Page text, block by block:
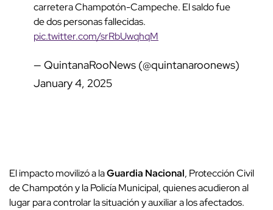
carretera Champotón-Campeche. El saldo fue
de dos personas fallecidas.
pic.twitter.com/srRbUwqhqM
— QuintanaRooNews (@quintanaroonews)
January 4, 2025
El impacto movilizó a laGuardia Nacional, Protección Civil
de Champotón y la Policía Municipal, quienes acudieron al
lugar para controlar la situación y auxiliar a los afectados.